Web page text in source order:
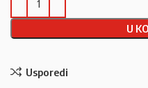
U
Usporedi